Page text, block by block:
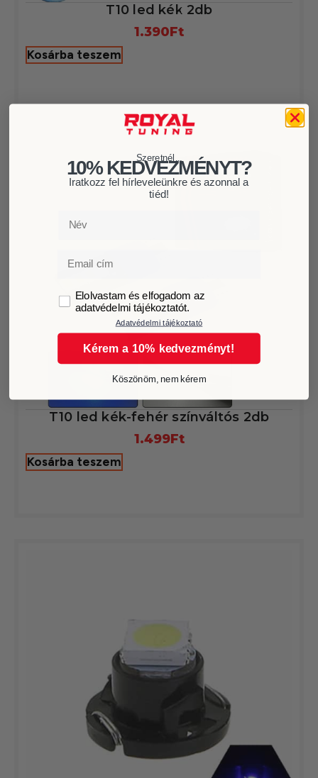
T10 led kék 2db
1.390Ft
Kosárba teszem
T10 led kék-fehér színváltós 2db
1.499Ft
Kosárba teszem
Szeretnél...
10% KEDVEZMÉNYT?
Iratkozz fel hírleveleünkre és azonnal a
tiéd!
Név
Email
GDPRElolvastam és elfogadom az
adatvédelmi tájékoztatót.
Adatvédelmi tájékoztató
Kérem a 10% kedvezményt!
Köszönöm, nem kérem